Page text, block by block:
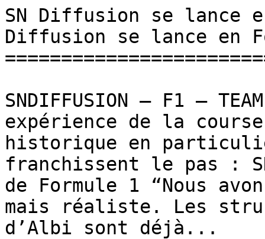
SN Diffusion se lance
Diffusion se lance en
SNDIFFUSION – F1 –
expérience de la
historique en
franchissent le pas :
de Formule 1 “Nous
mais réaliste. Les
d’Albi sont déjà...